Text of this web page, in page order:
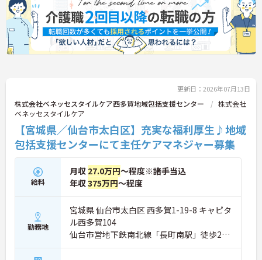
更新日：2026年07月13日
株式会社ベネッセスタイルケア西多賀地域包括支援センター
株式会社
ベネッセスタイルケア
【宮城県／仙台市太白区】充実な福利厚生♪地域
包括支援センターにて主任ケアマネジャー募集
給料
月収 27.0万円～程度※諸手当込
年収375万円～程度
勤務地
宮城県 仙台市太白区 西多賀1-19-8 キャピタ
ル西多賀104
仙台市営地下鉄南北線「長町南駅」徒歩20
分